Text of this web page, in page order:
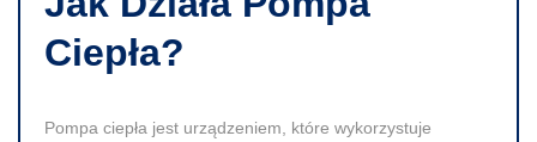
Ciepła?
Pompa ciepła jest urządzeniem, które wykorzystuje